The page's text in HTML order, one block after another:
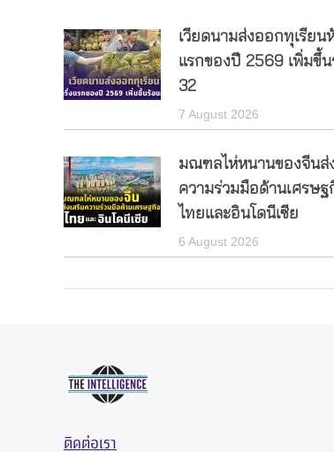
เวียดนามส่งออกทุเรียน
แรกของปี 2569 เพิ่มขึ้
32
7 August 2026
มณฑลไห่หนานของจีนส่
ความร่วมมือด้านเศรษ
ไทยและอินโดนีเซีย
6 August 2026
ติดต่อเรา